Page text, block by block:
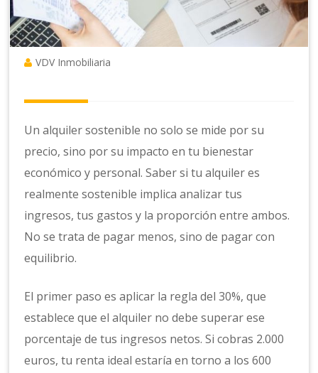
VDV Inmobiliaria
Un alquiler sostenible no solo se mide por su
precio, sino por su impacto en tu bienestar
económico y personal. Saber si tu alquiler es
realmente sostenible implica analizar tus
ingresos, tus gastos y la proporción entre ambos.
No se trata de pagar menos, sino de pagar con
equilibrio.
El primer paso es aplicar la regla del 30%, que
establece que el alquiler no debe superar ese
porcentaje de tus ingresos netos. Si cobras 2.000
euros, tu renta ideal estaría en torno a los 600